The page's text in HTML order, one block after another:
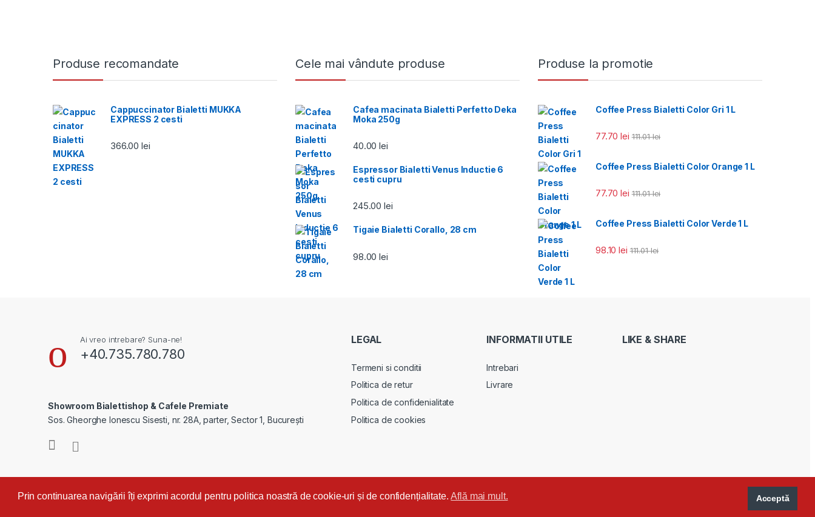
Produse recomandate
Cappuccinator Bialetti MUKKA
EXPRESS 2 cesti
366.00lei
Cele mai vândute produse
Cafea macinata Bialetti Perfetto Deka
Moka 250g
40.00lei
Espressor Bialetti Venus Inductie 6
cesti cupru
245.00lei
Tigaie Bialetti Corallo, 28 cm
98.00lei
Produse la promotie
Coffee Press Bialetti Color Gri 1 L
77.70lei 111.01lei
Coffee Press Bialetti Color Orange 1 L
77.70lei 111.01lei
Coffee Press Bialetti Color Verde 1 L
98.10lei 111.01lei
Ai vreo intrebare? Suna-ne!
+40.735.780.780
Showroom Bialettishop & Cafele Premiate
Sos. Gheorghe Ionescu Sisesti, nr. 28A, parter, Sector 1, București
LEGAL
Termeni si conditii
Politica de retur
Politica de confidenialitate
Politica de cookies
INFORMATII UTILE
Intrebari
Livrare
LIKE & SHARE
Prin continuarea navigării îți exprimi acordul pentru politica noastră de cookie-uri și de confidențialitate.Află mai mult. Acceptă